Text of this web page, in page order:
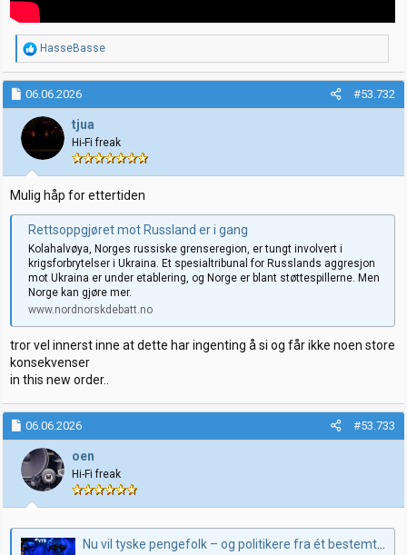
R
e
a
k
s
j
o
n
e
r
:
HasseBasse
06.06.2026 #53.732
tjua
Hi-Fi freak
Mulig håp for ettertiden
Rettsoppgjøret mot Russland er i gang
Kolahalvøya, Norges russiske grenseregion, er tungt involvert i
krigsforbrytelser i Ukraina. Et spesialtribunal for Russlands aggresjon
mot Ukraina er under etablering, og Norge er blant støttespillerne. Men
Norge kan gjøre mer.
www.nordnorskdebatt.no
tror vel innerst inne at dette har ingenting å si og får ikke noen store
konsekvenser
in this new order..
06.06.2026 #53.733
oen
Hi-Fi freak
Nu vil tyske pengefolk – og politikere fra ét bestemt parti – lave business med Putin